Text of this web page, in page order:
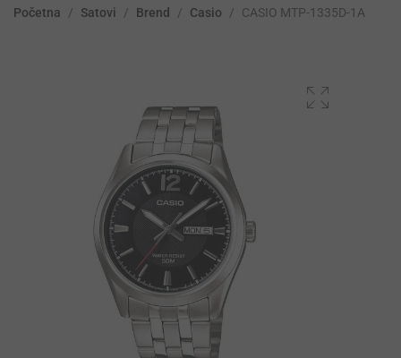
Početna / Satovi / Brend / Casio / CASIO MTP-1335D-1A